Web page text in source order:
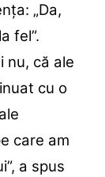
„Da,
fel”.
nu, că ale
cu o
care am
a spus